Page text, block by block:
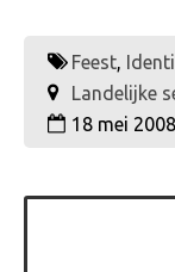
Feest,
Landelijke
18 mei 2008